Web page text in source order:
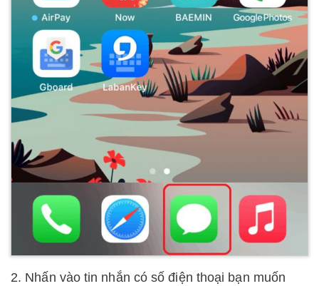
2. Nhấn vào tin nhắn có số điện thoại bạn muốn